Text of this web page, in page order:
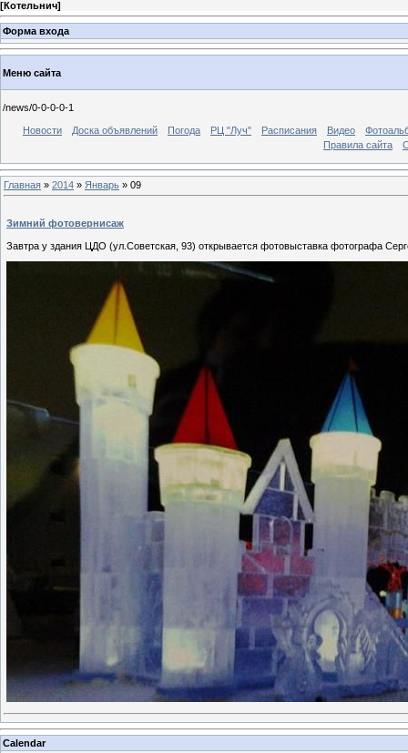
[Котельнич]
Форма входа
Меню сайта
/news/0-0-0-0-1
Новости Доска объявлений Погода РЦ "Луч" Расписания Видео
Правила сайта
Главная » 2014 » Январь » 09
Зимний фотовернисаж
Завтра у здания ЦДО (ул.Советская, 93) открывается фотовыставка фотографа
Calendar